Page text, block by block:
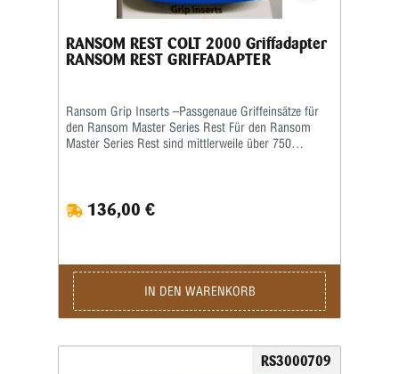
RANSOM REST COLT 2000 Griffadapter
RANSOM REST GRIFFADAPTER
Ransom Grip Inserts –Passgenaue Griffeinsätze für
den Ransom Master Series Rest Für den Ransom
Master Series Rest sind mittlerweile über 750
ermöglichen eine sichere sowie wiederholgenaue
Aufnahme der Waffe im Schießstand. Viele Grip
reproduzierbare Schussergebnisse empfiehlt Ransom
jedoch, stets den speziell für das jeweilige
Waffenmodell vorgesehenen Griffeinsatz zu
verwenden. Das Produktbild ist ein Beispielbild!
136,00 €
IN DEN WARENKORB
RS3000709